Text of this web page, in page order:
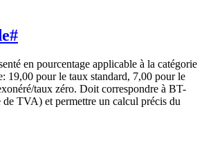
#
en pourcentage applicable à la catégorie
19,00 pour le taux standard, 7,00 pour le
taux zéro. Doit correspondre à BT-
de TVA) et permettre un calcul précis du